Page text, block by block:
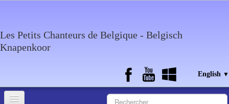
Les Petits Chanteurs de Belgique - Belgisch
Knapenkoor
English ▼